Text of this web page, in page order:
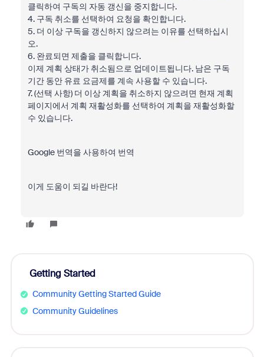
클릭하여 구독의 자동 갱신을 중지합니다.
4. 구독 취소를 선택하여 요청을 확인합니다.
5. 더 이상 구독을 갱신하지 않으려는 이유를 선택하십시
오.
6. 완료되면 제출을 클릭합니다.
이제 계획 상태가 취소됨으로 업데이트됩니다. 남은 구독
기간 동안 유료 요금제를 계속 사용할 수 있습니다.
7. (선택 사항) 더 이상 계획을 취소하지 않으려면 현재 계획
페이지에서 계획 재활성화를 선택하여 계획을 재활성화할
수 있습니다.
Google 번역을 사용하여 번역
이게 도움이 되길 바란다!
Getting Started
Community Getting Started Guide
Community Guidelines